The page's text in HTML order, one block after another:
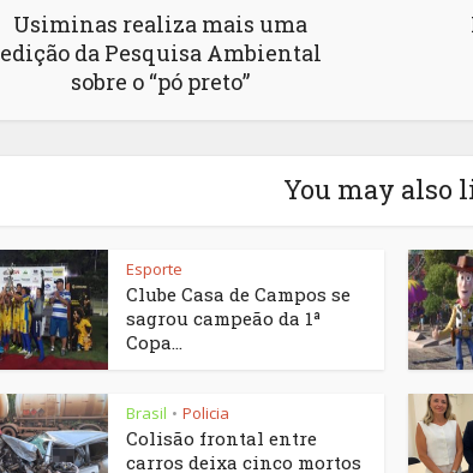
Usiminas realiza mais uma
edição da Pesquisa Ambiental
sobre o “pó preto”
You may also
Esporte
Clube Casa de Campos se
sagrou campeão da 1ª
Copa...
Brasil • Policia
Colisão frontal entre
carros deixa cinco mortos